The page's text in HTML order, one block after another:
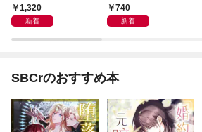
l.1022
1,320
新着
説の名作選～【ハーレ
クイン・ロマンス版】
740
新着
SBCrのおすすめ本